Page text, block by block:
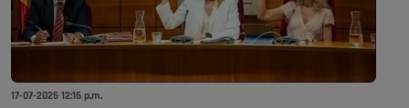
17-07-2025 12:16 p.m.